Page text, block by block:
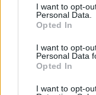
I want to opt-
Personal Data.
Opted In
I want to opt-
Personal Data
Opted In
I want to opt-
22:05
Τζόκερ: Αυτοί
πάνω από 2 εκατ.
21:56